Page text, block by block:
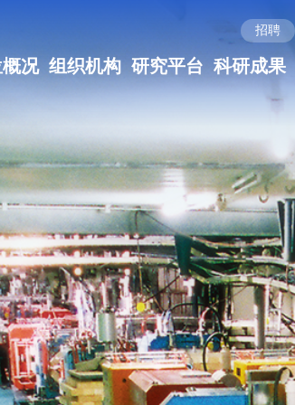
招聘
况 组织机构 研究平台 科研成果